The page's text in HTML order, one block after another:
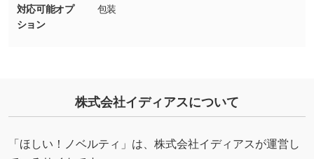
・持っているデータの背景が足りない／塗り足
しの作り方が分からない
・デザインにQRコードを入れたい／QRコード
URLをご指定いただければ、QRコードを生成
対応可能オプ
ション
包装
株式会社イディアスについて
「ほしい！ノベルティ」は、株式会社イディアスが運営し